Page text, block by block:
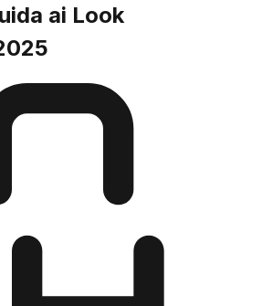
ai Look